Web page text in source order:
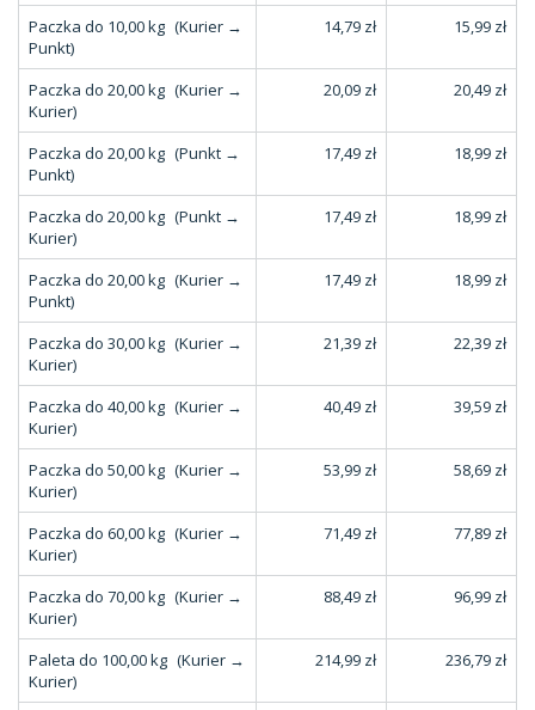
Paczka do 10,00 kg (Kurier →
Punkt)
14,79 zł 15,99 zł
Paczka do 20,00 kg (Kurier →
Kurier)
20,09 zł 20,49 zł
Paczka do 20,00 kg (Punkt →
Punkt)
17,49 zł 18,99 zł
Paczka do 20,00 kg (Punkt →
Kurier)
17,49 zł 18,99 zł
Paczka do 20,00 kg (Kurier →
Punkt)
17,49 zł 18,99 zł
Paczka do 30,00 kg (Kurier →
Kurier)
21,39 zł 22,39 zł
Paczka do 40,00 kg (Kurier →
Kurier)
40,49 zł 39,59 zł
Paczka do 50,00 kg (Kurier →
Kurier)
53,99 zł 58,69 zł
Paczka do 60,00 kg (Kurier →
Kurier)
71,49 zł 77,89 zł
Paczka do 70,00 kg (Kurier →
Kurier)
88,49 zł 96,99 zł
Paleta do 100,00 kg (Kurier →
Kurier)
214,99 zł 236,79 zł